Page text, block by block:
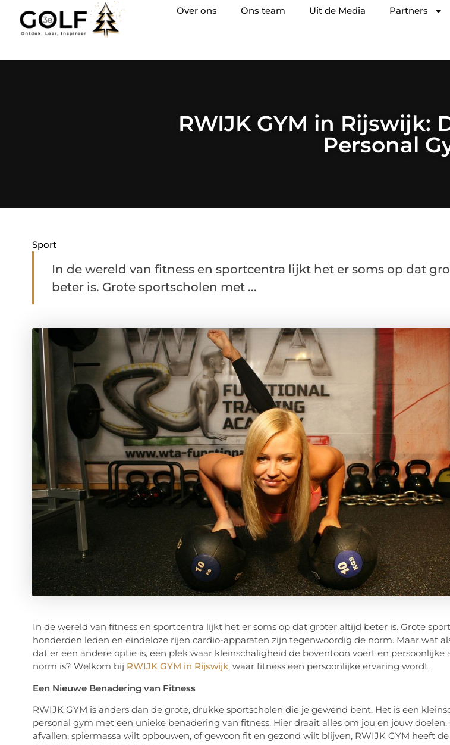
Over ons Ons team Uit de Media Partners
RWIJK GYM in Rijswijk:
Personal
Sport
In de wereld van fitness en sportcentra lijkt het er soms op dat
beter is. Grote sportscholen met ...
In de wereld van fitness en sportcentra lijkt het er soms op dat groter altijd beter is. Grote
honderden leden en eindeloze rijen cardio-apparaten zijn tegenwoordig de norm. Maar wat
dat er een andere optie is, een plek waar kleinschaligheid de boventoon voert en persoonlijke
norm is? Welkom bij RWIJK GYM in Rijswijk, waar fitness een persoonlijke ervaring wordt.
Een Nieuwe Benadering van Fitness
RWIJK GYM is anders dan de grote, drukke sportscholen die je gewend bent. Het is een
personal gym met een unieke benadering van fitness. Hier draait alles om jou en jouw
afvallen, spiermassa wilt opbouwen, of gewoon fit en gezond wilt blijven, RWIJK GYM heeft